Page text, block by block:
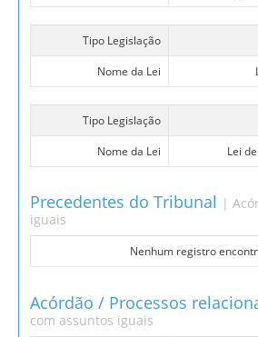
Tipo Legislação
Nome da Lei
Tipo Legislação
Nome da Lei
Lei
Precedentes do Tribunal |
iguais
Nenhum registro
Acórdão / Processos
com assuntos iguais